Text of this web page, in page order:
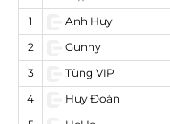
1 Anh Huy
2
Gunny
3
Tùng VIP
4
Huy Đoàn